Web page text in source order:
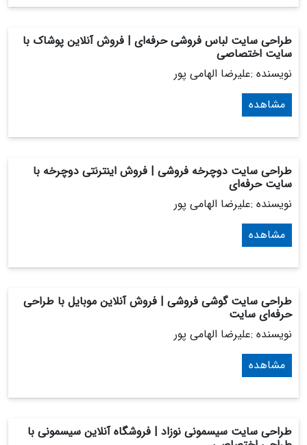
طراحی سایت لباس فروشی حرفه‌ای | فروش آنلاین پوشاک با
سایت اختصاصی
نویسنده :علیرضا الهامی پور
مشاهده
طراحی سایت دوچرخه فروشی | فروش اینترنتی دوچرخه با
سایت حرفه‌ای
نویسنده :علیرضا الهامی پور
مشاهده
طراحی سایت گوشی فروشی | فروش آنلاین موبایل با طراحی
حرفه‌ای سایت
نویسنده :علیرضا الهامی پور
مشاهده
طراحی سایت سیسمونی نوزاد | فروشگاه آنلاین سیسمونی با